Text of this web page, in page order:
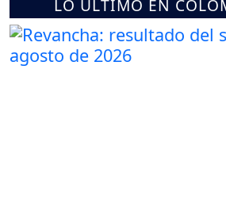
LO ÚLTIMO EN